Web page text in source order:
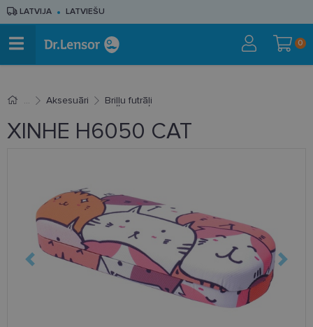
LATVIJA LATVIEŠU
0
Aksesuāri Briļļu futrāļi
XINHE H6050 CAT